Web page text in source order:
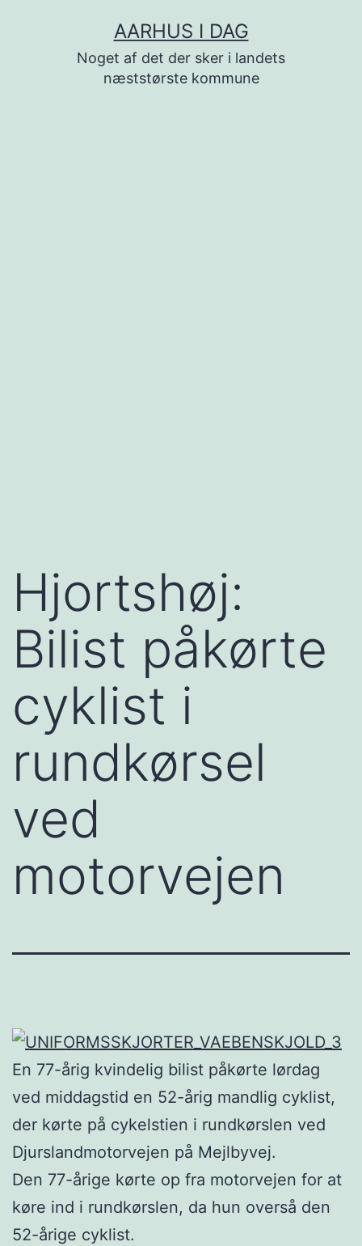
AARHUS I DAG
Noget af det der sker i landets
næststørste kommune
Hjortshøj:
Bilist påkørte
cyklist i
rundkørsel
ved
motorvejen
En 77-årig kvindelig bilist påkørte lørdag
ved middagstid en 52-årig mandlig cyklist,
der kørte på cykelstien i rundkørslen ved
Djurslandmotorvejen på Mejlbyvej.
Den 77-årige kørte op fra motorvejen for at
køre ind i rundkørslen, da hun overså den
52-årige cyklist.